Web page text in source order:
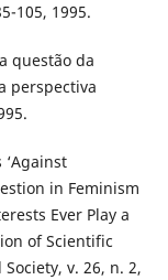
105, 1995.
questão da
perspectiva
‘Against
in Feminism
Ever Play a
of Scientific
v. 26, n. 2,